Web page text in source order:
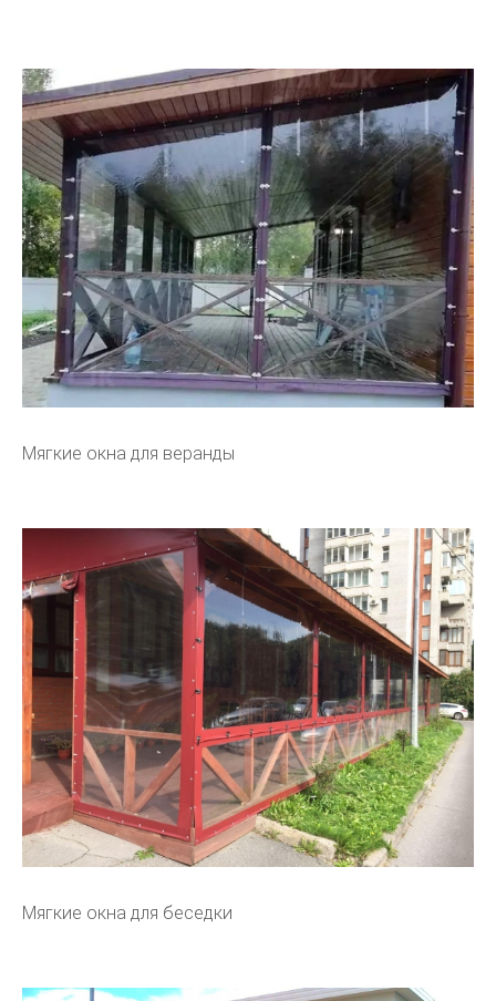
Мягкие окна для веранды
Мягкие окна для беседки